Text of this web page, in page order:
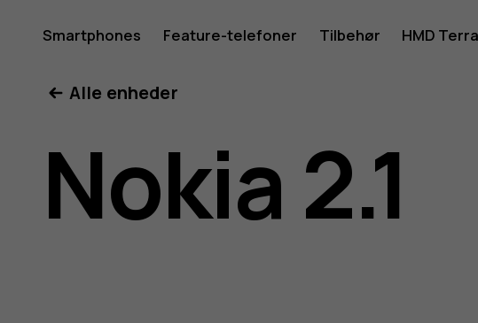
til
Nokia
Smartphones Feature-telefoner Tilbehør HMD
Alle enheder
Nokia 2.1